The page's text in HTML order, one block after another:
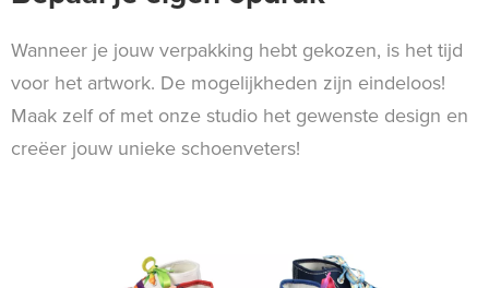
Wanneer je jouw verpakking hebt gekozen, is het tijd
voor het artwork. De mogelijkheden zijn eindeloos!
Maak zelf of met onze studio het gewenste design en
creëer jouw unieke schoenveters!